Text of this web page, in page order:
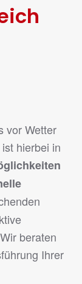
vor Wetter
hierbei in
beraten
Ihrer